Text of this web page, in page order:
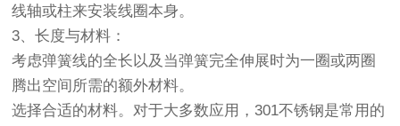
线轴或柱来安装线圈本身。
3、长度与材料：
考虑弹簧线的全长以及当弹簧完全伸展时为一圈或两圈
腾出空间所需的额外材料。
选择合适的材料。对于大多数应用，301不锈钢是常用的